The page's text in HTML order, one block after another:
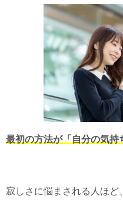
最初の方法が「自分の気持
寂しさに悩まされる人ほど、